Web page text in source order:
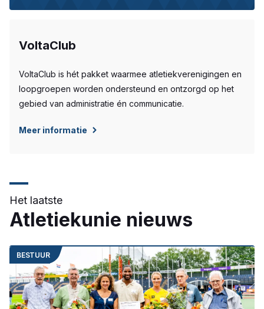
VoltaClub
VoltaClub is hét pakket waarmee atletiekverenigingen en
loopgroepen worden ondersteund en ontzorgd op het
gebied van administratie én communicatie.
Meer informatie
Het laatste
Atletiekunie nieuws
BESTUUR